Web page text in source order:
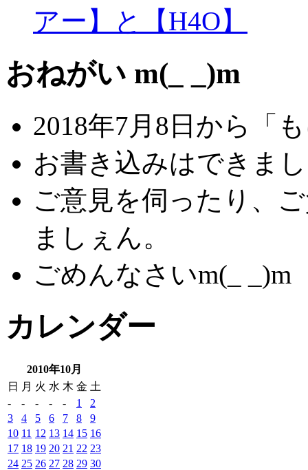
アー】と【H4O】
おねがい m(_ _)m
2018年7月8日から「
お書き込みはできま
ご意見を伺ったり、
ましぇん。
ごめんなさいm(_ _)m
カレンダー
2010年10月
日
月 火 水 木 金 土
-
- - - - 1
2
3
4 5 6 7 8
9
10 11 12 13 14 15 16
17 18 19 20 21 22 23
24 25 26 27 28 29 30